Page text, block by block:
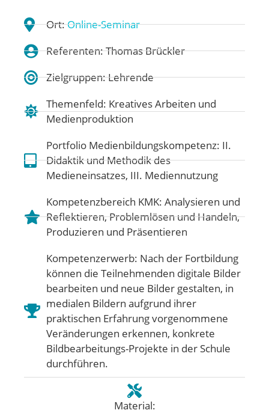
Ort:Online-Seminar
Referenten: Thomas Brückler
Zielgruppen: Lehrende
Themenfeld: Kreatives Arbeiten und
Medienproduktion
Portfolio Medienbildungskompetenz: II.
Didaktik und Methodik des
Medieneinsatzes, III. Mediennutzung
Kompetenzbereich KMK: Analysieren und
Reflektieren,Problemlösen und Handeln,
Produzieren und Präsentieren
Kompetenzerwerb: Nach der Fortbildung
können die Teilnehmenden digitale Bilder
bearbeiten und neue Bilder gestalten, in
medialen Bildern aufgrund ihrer
praktischen Erfahrung vorgenommene
Veränderungen erkennen, konkrete
Bildbearbeitungs-Projekte in der Schule
durchführen.
Material: